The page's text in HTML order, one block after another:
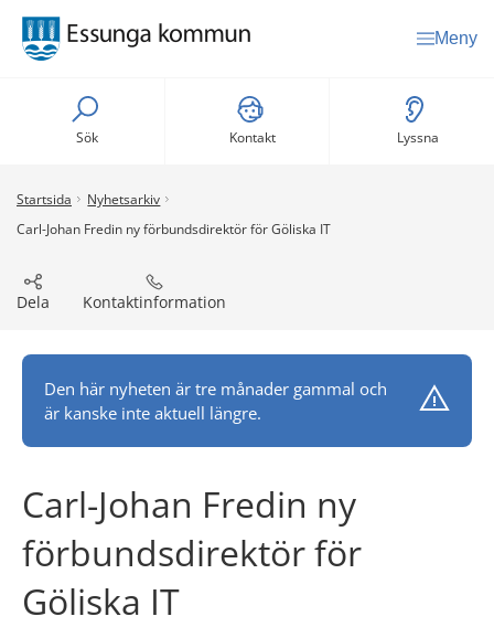
Meny
Sök Kontakt Lyssna
Startsida
Nyhetsarkiv
Carl-Johan Fredin ny förbundsdirektör för Göliska IT
Dela Kontaktinformation
Den här nyheten är tre månader gammal och
är kanske inte aktuell längre.
Carl-Johan Fredin ny
förbundsdirektör för
Göliska IT